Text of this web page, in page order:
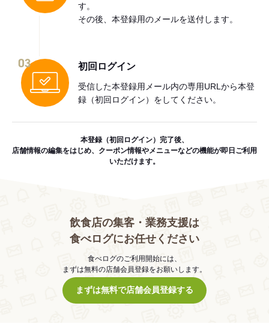
す。
その後、本登録用のメールを送付します。
03 初回ログイン
受信した本登録用メール内の専用URLから本登
録（初回ログイン）をしてください。
本登録（初回ログイン）完了後、
店舗情報の編集をはじめ、クーポン情報やメニューなどの機能が即日ご利用
いただけます。
飲食店の集客・業務支援は
食べログにお任せください
食べログのご利用開始には、
まずは無料の店舗会員登録をお願いします。
まずは無料で店舗会員登録する